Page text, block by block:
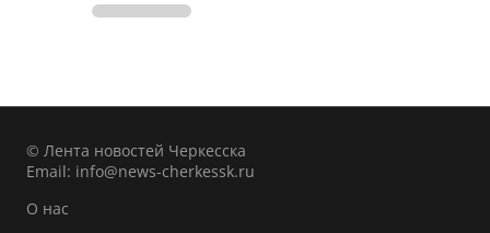
© Лента новостей Черкесска
Email: info@news-cherkessk.ru
О нас